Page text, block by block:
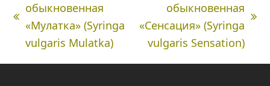
Предыдущая
вкладка:
обыкновенная
«Мулатка» (Syringa
vulgaris Mulatka)
next
post:
обыкновенная
«Сенсация» (Syringa
vulgaris Sensation)